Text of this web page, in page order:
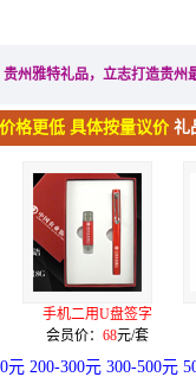
州雅特礼品，立志打造贵州
格更低 具体按量议价 礼
高级防水面料单肩
会员价： 80元/个
元 200-300元 300-500元